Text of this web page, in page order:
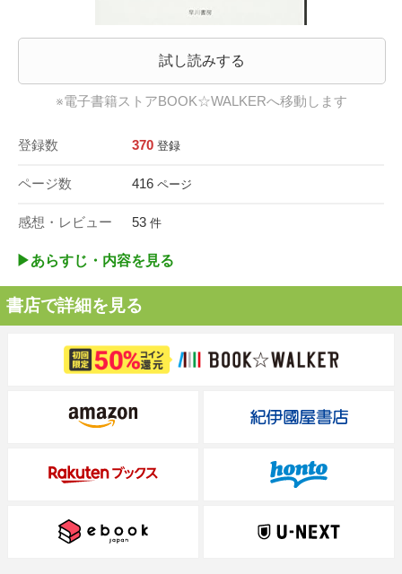
試し読みする
※電子書籍ストアBOOK☆WALKERへ移動します
登録数 370 登録
ページ数 416 ページ
感想・レビュー 53 件
▶︎あらすじ・内容を見る
書店で詳細を見る